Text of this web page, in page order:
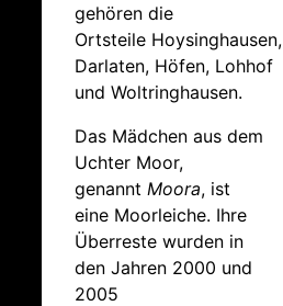
gehören die
Ortsteile Hoysinghausen,
Darlaten, Höfen, Lohhof
und Woltringhausen.
Das Mädchen aus dem
Uchter Moor,
genannt Moora, ist
eine Moorleiche. Ihre
Überreste wurden in
den Jahren 2000 und
2005